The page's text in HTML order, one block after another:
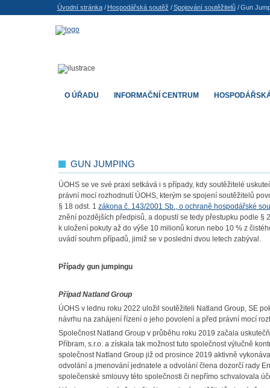
GUN JUMPING
ÚOHS se ve své praxi setkává i s případy, kdy soutěžitelé
právní mocí rozhodnutí ÚOHS, kterým se spojení soutěžitelů
§ 18 odst. 1 zákona č. 143/2001 Sb., o ochraně hospodářské
znění pozdějších předpisů, a dopustí se tedy přestupku podle §
k uložení pokuty až do výše 10 milionů korun nebo 10 % z
uvádí souhrn případů, jimiž se v poslední dvou letech zabýval.
Případy gun jumpingu
Případ Natland Group
ÚOHS v lednu roku 2022 uložil soutěžiteli Natland Group, SE
návrhu na zahájení řízení o jeho povolení a před právní mocí
Společnost Natland Group v průběhu roku 2019 začala
Příbram, s.r.o. a získala tak možnost tuto společnost výlučně
společnost Natland Group již od prosince 2019 aktivně
odvolání a jmenování jednatele a odvolání člena dozorčí rady
společenské smlouvy této společnosti či nepřímo schvalovala
O ÚŘADU INFORMAČNÍ CENTRUM
Úvodní stránka/ Hospodářská soutěž / Spojování soutěžitelů/ Gun